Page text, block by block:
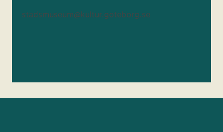
stadsmuseum@kultur.goteborg.se